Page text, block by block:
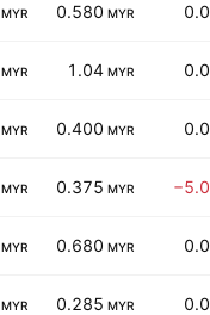
MYR 0.580 MYR
MYR 1.04 MYR
MYR 0.400 MYR
MYR 0.375 MYR
MYR 0.680 MYR
MYR 0.285 MYR